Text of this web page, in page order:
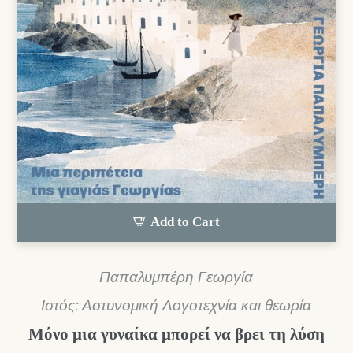
Add to Cart
Παπαλυμπέρη Γεωργία
Ιστός: Αστυνομική Λογοτεχνία και θεωρία
Μόνο μια γυναίκα μπορεί να βρει τη λύση